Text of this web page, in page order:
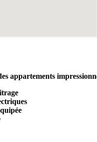
appartements